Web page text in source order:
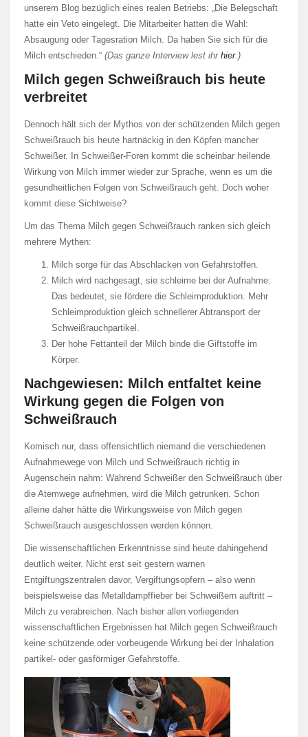
unserem Blog bezüglich eines realen Betriebs: „Die Belegschaft
hatte ein Veto eingelegt. Die Mitarbeiter hatten die Wahl:
Absaugung oder Tagesration Milch. Da haben Sie sich für die
Milch entschieden.“ (Das ganze Interview lest ihr hier.)
Milch gegen Schweißrauch bis heute
verbreitet
Dennoch hält sich der Mythos von der schützenden Milch gegen
Schweißrauch bis heute hartnäckig in den Köpfen mancher
Schweißer. In Schweißer-Foren kommt die scheinbar heilende
Wirkung von Milch immer wieder zur Sprache, wenn es um die
gesundheitlichen Folgen von Schweißrauch geht. Doch woher
kommt diese Sichtweise?
Um das Thema Milch gegen Schweißrauch ranken sich gleich
mehrere Mythen:
Milch sorge für das Abschlacken von Gefahrstoffen.
Milch wird nachgesagt, sie schleime bei der Aufnahme:
Das bedeutet, sie fördere die Schleimproduktion. Mehr
Schleimproduktion gleich schnellerer Abtransport der
Schweißrauchpartikel.
Der hohe Fettanteil der Milch binde die Giftstoffe im
Körper.
Nachgewiesen: Milch entfaltet keine
Wirkung gegen die Folgen von
Schweißrauch
Komisch nur, dass offensichtlich niemand die verschiedenen
Aufnahmewege von Milch und Schweißrauch richtig in
Augenschein nahm: Während Schweißer den Schweißrauch über
die Atemwege aufnehmen, wird die Milch getrunken. Schon
alleine daher hätte die Wirkungsweise von Milch gegen
Schweißrauch ausgeschlossen werden können.
Die wissenschaftlichen Erkenntnisse sind heute dahingehend
deutlich weiter. Nicht erst seit gestern warnen
Entgiftungszentralen davor, Vergiftungsopfern – also wenn
beispielsweise das Metalldampffieber bei Schweißern auftritt –
Milch zu verabreichen. Nach bisher allen vorliegenden
wissenschaftlichen Ergebnissen hat Milch gegen Schweißrauch
keine schützende oder vorbeugende Wirkung bei der Inhalation
partikel- oder gasförmiger Gefahrstoffe.